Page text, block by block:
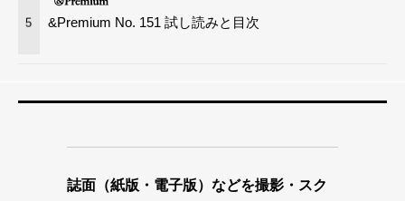
5 &Premium No. 151 試し読みと目次
誌面（紙版・電子版）などを撮影・スク